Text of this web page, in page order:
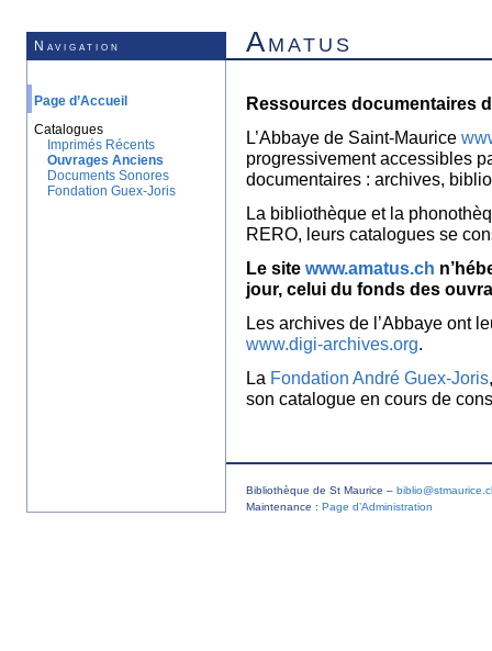
Navigation Amatus
Page d’Accueil
Catalogues
Imprimés Récents
Ouvrages Anciens
Documents Sonores
Fondation Guex-Joris
Ressources documentaires
L’Abbaye de Saint-Maurice
progressivement accessibles
documentaires : archives,
La bibliothèque et la
RERO, leurs catalogues se
Le site www.amatus.ch
jour, celui du fonds des
Les archives de l’Abbaye ont
www.digi-archives.org.
La Fondation André Guex-Joris
son catalogue en cours de
Bibliothèque de St Maurice –
Maintenance : Page d’Administration